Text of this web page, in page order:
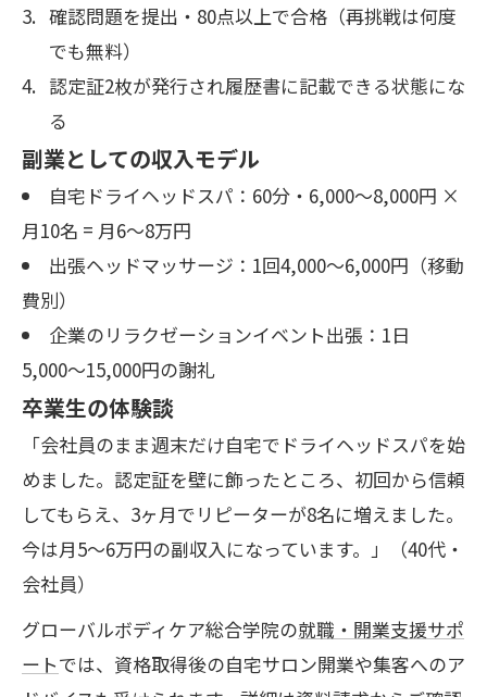
確認問題を提出・80点以上で合格（再挑戦は何度
でも無料）
認定証2枚が発行され履歴書に記載できる状態にな
る
副業としての収入モデル
自宅ドライヘッドスパ：60分・6,000〜8,000円 ×
月10名 = 月6〜8万円
出張ヘッドマッサージ：1回4,000〜6,000円（移動
費別）
企業のリラクゼーションイベント出張：1日
5,000〜15,000円の謝礼
卒業生の体験談
「会社員のまま週末だけ自宅でドライヘッドスパを始
めました。認定証を壁に飾ったところ、初回から信頼
してもらえ、3ヶ月でリピーターが8名に増えました。
今は月5〜6万円の副収入になっています。」（40代・
会社員）
グローバルボディケア総合学院の就職・開業支援サポ
ートでは、資格取得後の自宅サロン開業や集客へのア